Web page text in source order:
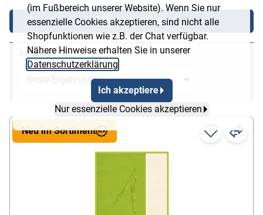
(im Fußbereich unserer Website). Wenn Sie nur
essenzielle Cookies akzeptieren, sind nicht alle
Shopfunktionen wie z.B. der Chat verfügbar.
Nähere Hinweise erhalten Sie in unserer
Datenschutzerklärung
Ich akzeptiere
Nur essenzielle Cookies akzeptieren
Filter anzeigen
1-24 von 54
Neu im Sortiment